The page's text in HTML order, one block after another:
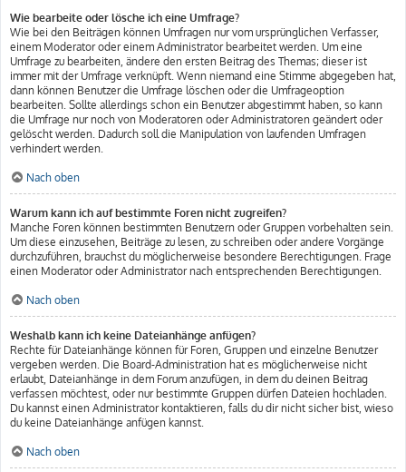
Wie bearbeite oder lösche ich eine Umfrage?
Wie bei den Beiträgen können Umfragen nur vom ursprünglichen Verfasser,
einem Moderator oder einem Administrator bearbeitet werden. Um eine
Umfrage zu bearbeiten, ändere den ersten Beitrag des Themas; dieser ist
immer mit der Umfrage verknüpft. Wenn niemand eine Stimme abgegeben hat,
dann können Benutzer die Umfrage löschen oder die Umfrageoption
bearbeiten. Sollte allerdings schon ein Benutzer abgestimmt haben, so kann
die Umfrage nur noch von Moderatoren oder Administratoren geändert oder
gelöscht werden. Dadurch soll die Manipulation von laufenden Umfragen
verhindert werden.
Nach oben
Warum kann ich auf bestimmte Foren nicht zugreifen?
Manche Foren können bestimmten Benutzern oder Gruppen vorbehalten sein.
Um diese einzusehen, Beiträge zu lesen, zu schreiben oder andere Vorgänge
durchzuführen, brauchst du möglicherweise besondere Berechtigungen. Frage
einen Moderator oder Administrator nach entsprechenden Berechtigungen.
Nach oben
Weshalb kann ich keine Dateianhänge anfügen?
Rechte für Dateianhänge können für Foren, Gruppen und einzelne Benutzer
vergeben werden. Die Board-Administration hat es möglicherweise nicht
erlaubt, Dateianhänge in dem Forum anzufügen, in dem du deinen Beitrag
verfassen möchtest, oder nur bestimmte Gruppen dürfen Dateien hochladen.
Du kannst einen Administrator kontaktieren, falls du dir nicht sicher bist, wieso
du keine Dateianhänge anfügen kannst.
Nach oben